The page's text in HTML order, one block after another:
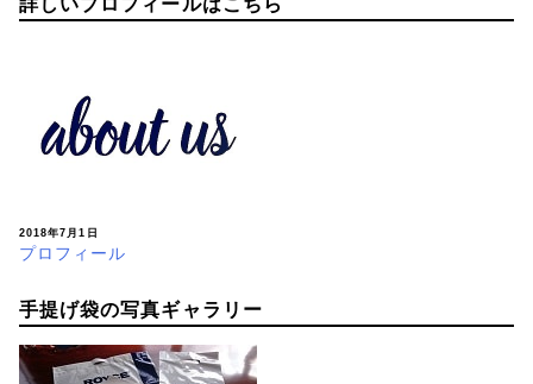
ビ
シ
ン
詳しいプロフィールはこちら
2018年7月1日
プロフィール
手提げ袋の写真ギャラリー